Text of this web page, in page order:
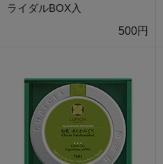
ライダルBOX入
500円